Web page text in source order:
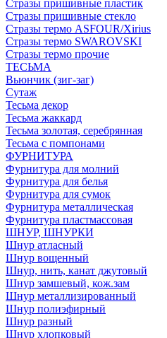
Стразы пришивные пластик
Стразы пришивные стекло
Стразы термо ASFOUR/Xirius
Стразы термо SWAROVSKI
Стразы термо прочие
ТЕСЬМА
Вьюнчик (зиг-заг)
Сутаж
Тесьма декор
Тесьма жаккард
Тесьма золотая, серебрянная
Тесьма с помпонами
ФУРНИТУРА
Фурнитура для молний
Фурнитура для белья
Фурнитура для сумок
Фурнитура металлическая
Фурнитура пластмассовая
ШНУР, ШНУРКИ
Шнур атласный
Шнур вощенный
Шнур, нить, канат джутовый
Шнур замшевый, кож.зам
Шнур металлизированный
Шнур полиэфирный
Шнур разный
Шнур хлопковый